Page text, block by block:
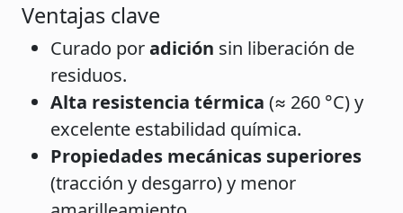
Ventajas clave
Curado poradición sin liberación de
residuos.
Alta resistencia térmica (≈ 260 °C) y
excelente estabilidad química.
Propiedades mecánicas superiores
(tracción y desgarro) y menor